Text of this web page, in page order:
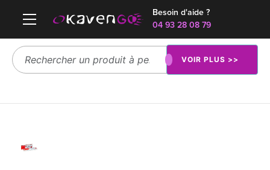
Besoin d'aide ?
04 93 28 08 79
VOIR PLUS >>